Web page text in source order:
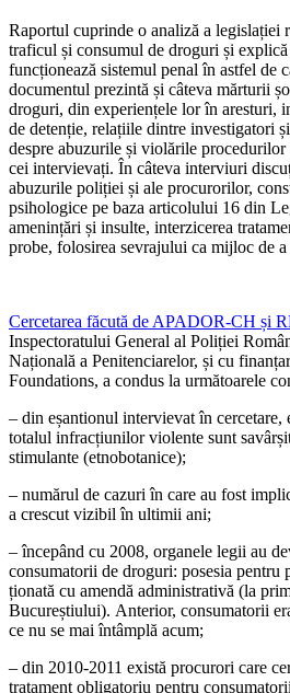
Raportul cuprinde o analiză a legislației
traficul și consumul de droguri și
funcționează sistemul penal în astfel de
documentul prezintă și câteva mărturii
droguri, din experiențele lor în aresturi,
de detenție, relațiile dintre investigatori
despre abuzurile și violările
cei intervievați. În câteva interviuri
abuzurile poliției și ale procurorilor,
psihologice pe baza articolului 16 din
amenințări și insulte, interzicerea
probe, folosirea sevrajului ca mijloc de
Cercetarea făcută de APADOR-CH și
Inspectoratului General al Poliției
Națională a Penitenciarelor, și cu
Foundations, a condus la următoarele
– din eșantionul intervievat în cercetare,
totalul infracțiunilor violente sunt
stimulante (etnobotanice);
– numărul de cazuri în care au fost
a crescut vizibil în ultimii ani;
– începând cu 2008, organele legii au
consumatorii de droguri: posesia pentru
ționată cu amendă administrativă (la
Bucureștiului). Anterior, consumatorii
ce nu se mai întâmplă acum;
– din 2010-2011 există procurori care
tratament obligatoriu pentru